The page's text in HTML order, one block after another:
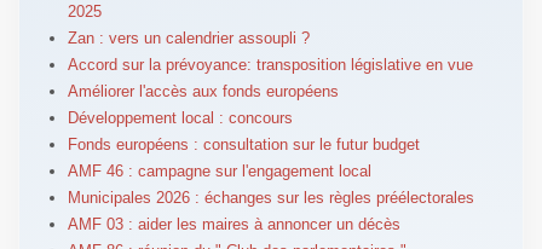
2025
Zan : vers un calendrier assoupli ?
Accord sur la prévoyance: transposition législative en vue
Améliorer l'accès aux fonds européens
Développement local : concours
Fonds européens : consultation sur le futur budget
AMF 46 : campagne sur l'engagement local
Municipales 2026 : échanges sur les règles préélectorales
AMF 03 : aider les maires à annoncer un décès